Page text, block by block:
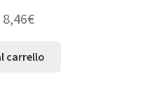
8,46€
carrello